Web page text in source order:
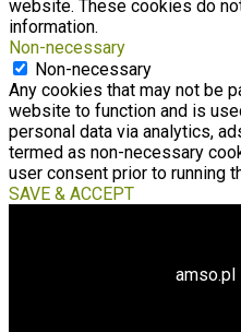
website. These cookies do
information.
Non-necessary
Non-necessary
Any cookies that may not be
website to function and is
personal data via analytics,
termed as non-necessary
user consent prior to running
SAVE & ACCEPT
amso.pl